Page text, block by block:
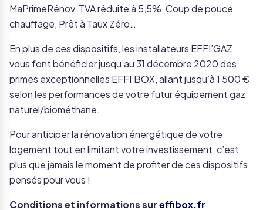
MaPrimeRénov, TVA réduite à 5,5%, Coup de pouce
chauffage, Prêt à Taux Zéro…
En plus de ces dispositifs, les installateurs EFFI’GAZ
vous font bénéficier jusqu’au 31 décembre 2020 des
primes exceptionnelles EFFI’BOX, allant jusqu’à 1 500 €
selon les performances de votre futur équipement gaz
naturel/biométhane.
Pour anticiper la rénovation énergétique de votre
logement tout en limitant votre investissement, c’est
plus que jamais le moment de profiter de ces dispositifs
pensés pour vous !
Conditions et informations sureffibox.fr